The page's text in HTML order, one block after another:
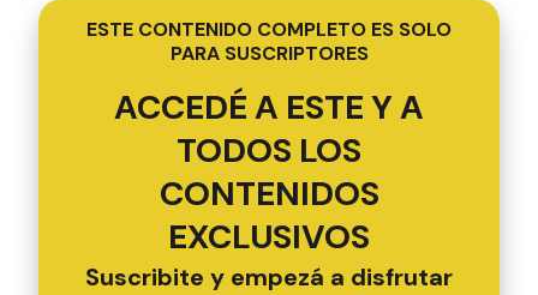
ESTE CONTENIDO COMPLETO ES SOLO
PARA SUSCRIPTORES
ACCEDÉ A ESTE Y A
TODOS LOS
CONTENIDOS
EXCLUSIVOS
Suscribite y empezá a disfrutar